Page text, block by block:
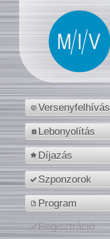
Versenyfelhívás
Lebonyolítás
Díjazás
Szponzorok
Program
Regisztráció